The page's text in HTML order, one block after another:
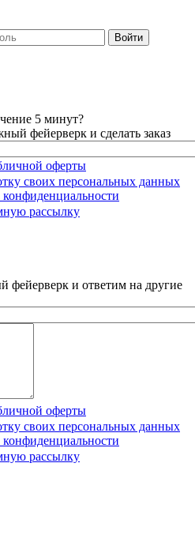
5 минут?
фейерверк и сделать заказ
оферты
своих персональных данных
рассылку
и ответим на другие
оферты
своих персональных данных
рассылку